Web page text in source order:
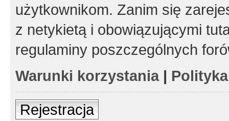
użytkownikom. Zanim się
z netykietą i obowiązującymi
regulaminy poszczególnych
Warunki korzystania|
Rejestracja